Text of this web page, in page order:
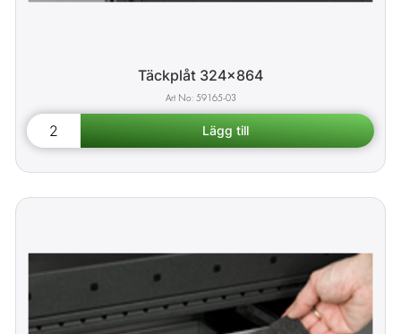
Täckplåt 324x864
59165-03